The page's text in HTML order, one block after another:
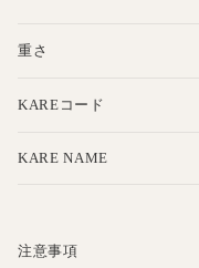
重さ
KAREコード
KARE NAME
注意事項